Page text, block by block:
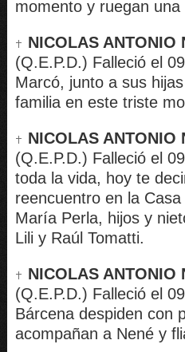
momento y ruegan
NICOLAS ANTONIO
(Q.E.P.D.) Falleció el
Marcó, junto a sus
familia en este triste
NICOLAS ANTONIO
(Q.E.P.D.) Falleció el
toda la vida, hoy te
reencuentro en la
María Perla, hijos y
Lili y Raúl Tomatti.
NICOLAS ANTONIO
(Q.E.P.D.) Falleció el
Bárcena despiden con
acompañan a Nené y